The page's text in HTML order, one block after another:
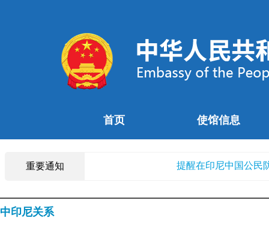
首页 使馆信息
重要通知
中国驻印尼使馆举办“领保大讲堂” 暨
中国驻印尼使馆举办赴
提醒在印尼中国公民
中印尼关系